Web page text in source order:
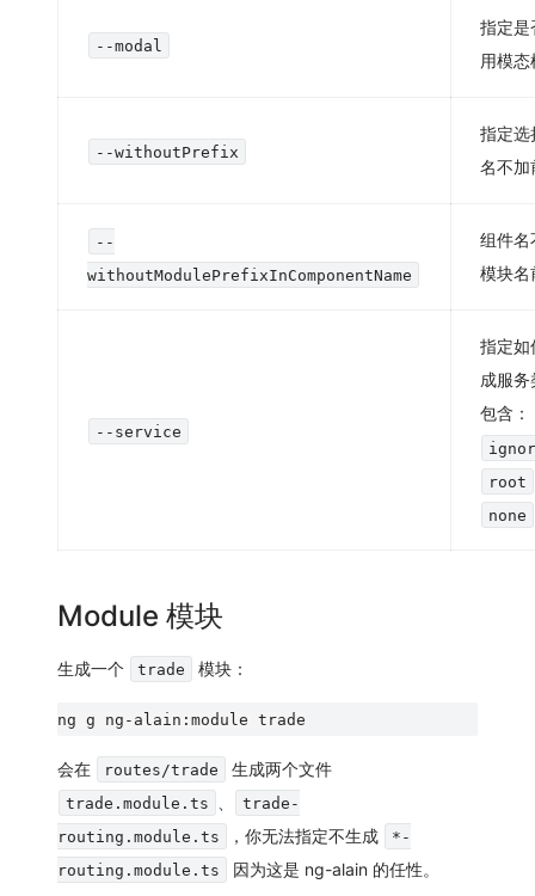
--modal
指定是
用模态
--withoutPrefix
指定选
名不加
--
withoutModulePrefixInComponentName
组件名
模块名
--service
指定如
成服务
包含：
root
none
Module 模块
生成一个 trade 模块：
会在 routes/trade 生成两个文件
trade.module.ts
trade-
routing.module.ts
，你无法指定不生成
*-
routing.module.ts
因为这是 ng-alain 的任性。